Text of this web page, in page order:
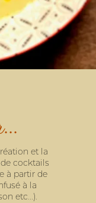
et la
cocktails
à partir de
à la
etc...).